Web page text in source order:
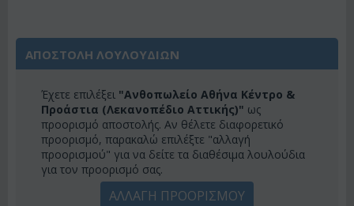
ΑΠΟΣΤΟΛΗ ΛΟΥΛΟΥΔΙΩΝ
Έχετε επιλέξει "Ανθοπωλείο Αθήνα Κέντρο &
Προάστια (Λεκανοπέδιο Αττικής)" ως
προορισμό αποστολής. Αν θέλετε διαφορετικό
προορισμό, παρακαλώ επιλέξτε "αλλαγή
προορισμού" για να δείτε τα διαθέσιμα λουλούδια
για τον προορισμό σας.
ΑΛΛΑΓΗ ΠΡΟΟΡΙΣΜΟΥ